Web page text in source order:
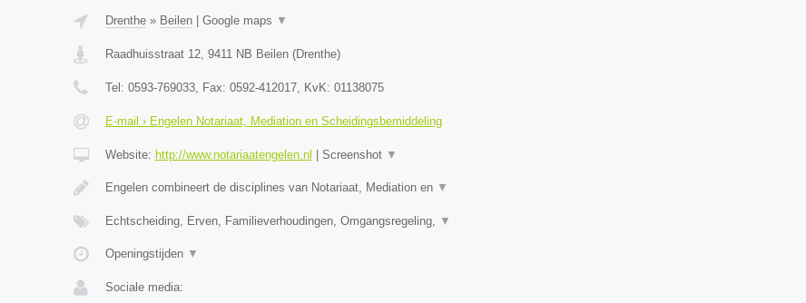
Drenthe» Beilen| Google maps ▼
Raadhuisstraat 12, 9411 NB Beilen(Drenthe)
Tel: 0593-769033, Fax: 0592-412017, KvK: 01138075
E-mail › Engelen Notariaat, Mediation en Scheidingsbemiddeling
Website: http://www.notariaatengelen.nl Screenshot ▼
Engelen combineert de disciplines van Notariaat, Mediation en ▼
Echtscheiding, Erven, Familieverhoudingen, Omgangsregeling, ▼
Openingstijden ▼
Sociale media: